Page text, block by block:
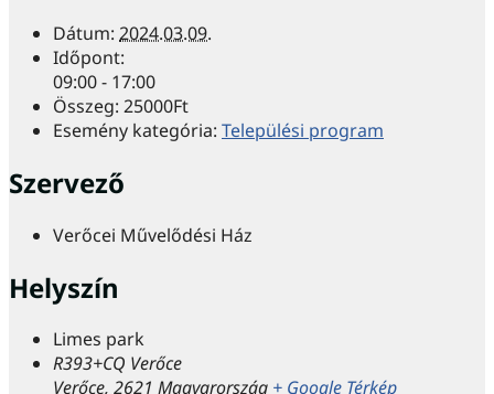
Dátum: 2024.03.09.
Időpont:
09:00 - 17:00
Összeg: 25000Ft
Esemény kategória: Települési program
Szervező
Verőcei Művelődési Ház
Helyszín
Limes park
R393+CQ Verőce
Verőce, 2621 Magyarország + Google Térkép